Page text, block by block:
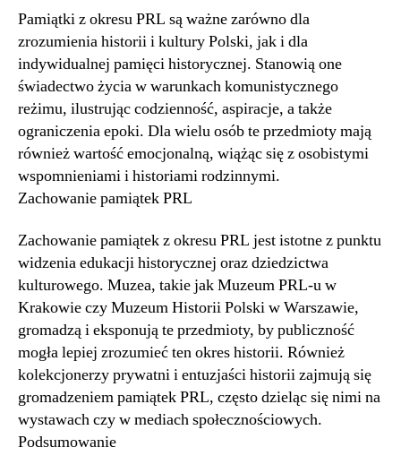
Pamiątki z okresu PRL są ważne zarówno dla
zrozumienia historii i kultury Polski, jak i dla
indywidualnej pamięci historycznej. Stanowią one
świadectwo życia w warunkach komunistycznego
reżimu, ilustrując codzienność, aspiracje, a także
ograniczenia epoki. Dla wielu osób te przedmioty mają
również wartość emocjonalną, wiążąc się z osobistymi
wspomnieniami i historiami rodzinnymi.
Zachowanie pamiątek PRL
Zachowanie pamiątek z okresu PRL jest istotne z punktu
widzenia edukacji historycznej oraz dziedzictwa
kulturowego. Muzea, takie jak Muzeum PRL-u w
Krakowie czy Muzeum Historii Polski w Warszawie,
gromadzą i eksponują te przedmioty, by publiczność
mogła lepiej zrozumieć ten okres historii. Również
kolekcjonerzy prywatni i entuzjaści historii zajmują się
gromadzeniem pamiątek PRL, często dzieląc się nimi na
wystawach czy w mediach społecznościowych.
Podsumowanie